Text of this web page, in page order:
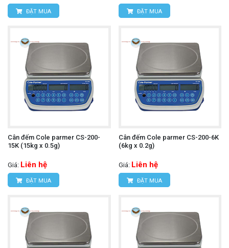
ĐẶT MUA ĐẶT MUA
Cân đếm Cole parmer CS-200-
15K (15kg x 0.5g)
Giá: Liên hệ
ĐẶT MUA
Cân đếm Cole parmer CS-200-6K
(6kg x 0.2g)
Giá: Liên hệ
ĐẶT MUA